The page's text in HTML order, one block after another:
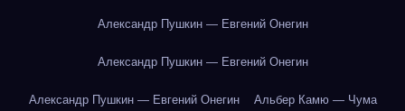
Александр Пушкин — Евгений Онегин
Александр Пушкин — Евгений Онегин
Александр Пушкин — Евгений Онегин Альбер Камю — Чума